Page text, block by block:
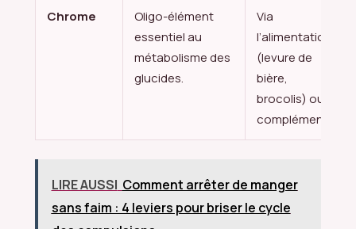
Chrome
Oligo-élément
essentiel au
métabolisme des
glucides.
Via
l’alimentation
(levure de
bière,
brocolis) ou
complément.
LIRE AUSSI Comment arrêter de manger
sans faim : 4 leviers pour briser le cycle